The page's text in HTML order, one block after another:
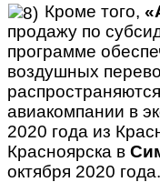
Кроме того,
продажу по
программе
воздушных
авиакомпании в
2020 года из
Красноярска в
октября 2020 года.